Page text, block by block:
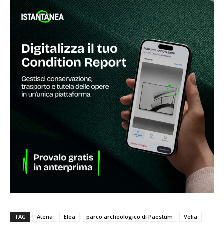
TAG Atena Elea parco archeologico di Paestum Velia